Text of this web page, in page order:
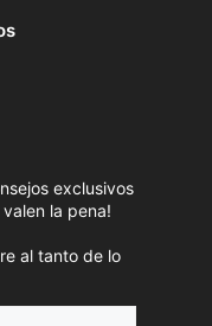
exclusivos
la pena!
al tanto de lo